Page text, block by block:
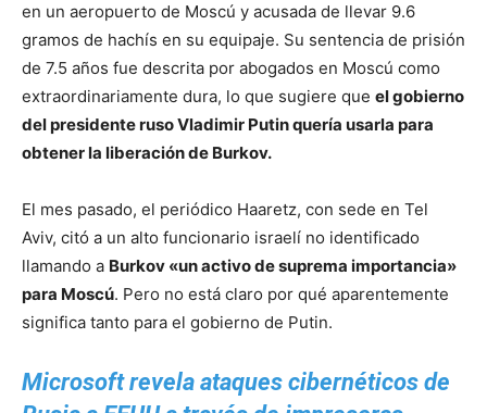
en un aeropuerto de Moscú y acusada de llevar 9.6
gramos de hachís en su equipaje. Su sentencia de prisión
de 7.5 años fue descrita por abogados en Moscú como
extraordinariamente dura, lo que sugiere que el gobierno
del presidente ruso Vladimir Putin quería usarla para
obtener la liberación de Burkov.
El mes pasado, el periódico Haaretz, con sede en Tel
Aviv, citó a un alto funcionario israelí no identificado
llamando a Burkov «un activo de suprema importancia»
para Moscú. Pero no está claro por qué aparentemente
significa tanto para el gobierno de Putin.
Microsoft revela ataques cibernéticos de